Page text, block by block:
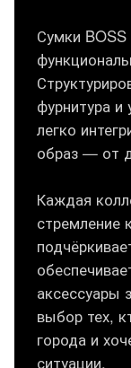
Сумки
фурнитура и
легко
образ — от
Каждая
стремление
аксессуары
выбор тех,
города и
ситуации.